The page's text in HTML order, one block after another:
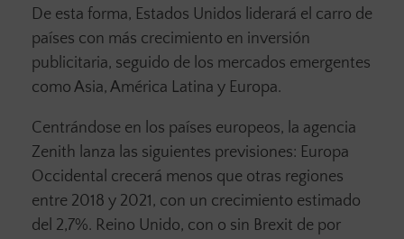
De esta forma, Estados Unidos liderará el carro de
países con más crecimiento en inversión
publicitaria, seguido de los mercados emergentes
como Asia, América Latina y Europa.
Centrándose en los países europeos, la agencia
Zenith lanza las siguientes previsiones: Europa
Occidental crecerá menos que otras regiones
entre 2018 y 2021, con un crecimiento estimado
del 2,7%. Reino Unido, con o sin Brexit de por